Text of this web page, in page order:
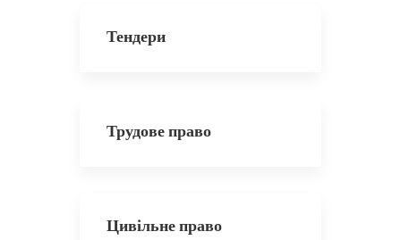
Тендери
Трудове право
Цивільне право